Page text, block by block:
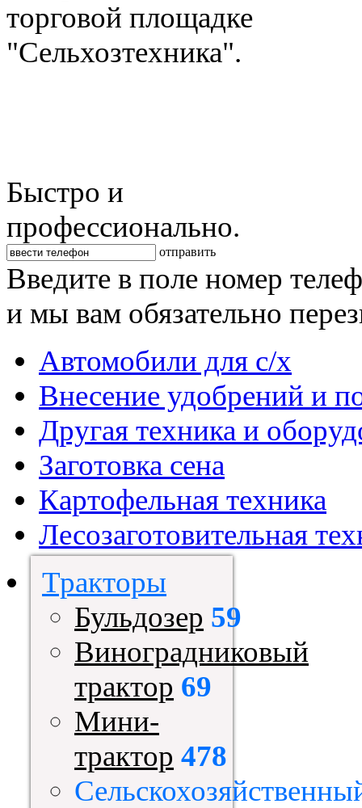
торговой площадке
"Сельхозтехника".
Быстро и
профессионально.
отправить
Введите в поле номер
и мы вам обязательно
Автомобили для с/х
Внесение удобрений и
Другая техника и
Заготовка сена
Картофельная техника
Лесозаготовительная
Тракторы
Бульдозер 59
Виноградниковый
трактор 69
Мини-
трактор 478